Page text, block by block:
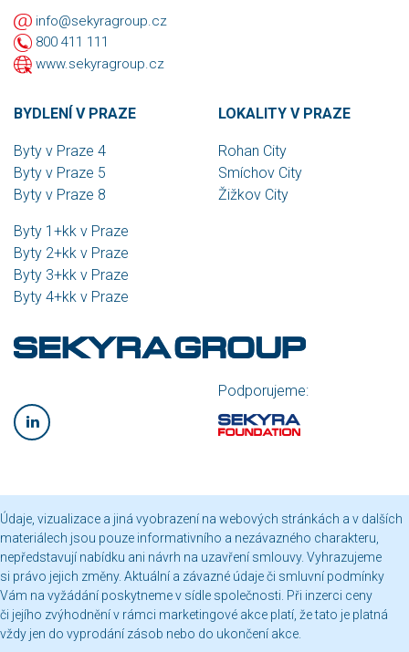
info@sekyragroup.cz
800 411 111
www.sekyragroup.cz
LOKALITY V PRAZE
Rohan City
Smíchov City
Žižkov City
BYDLENÍ V PRAZE
Byty v Praze 4
Byty v Praze 5
Byty v Praze 8
Byty 1+kk v Praze
Byty 2+kk v Praze
Byty 3+kk v Praze
Byty 4+kk v Praze
Podporujeme:
Údaje, vizualizace a jiná vyobrazení na webových stránkách a v dalších
materiálech jsou pouze informativního a nezávazného charakteru,
nepředstavují nabídku ani návrh na uzavření smlouvy. Vyhrazujeme
si právo jejich změny. Aktuální a závazné údaje či smluvní podmínky
Vám na vyžádání poskytneme v sídle společnosti. Při inzerci ceny
či jejího zvýhodnění v rámci marketingové akce platí, že tato je platná
vždy jen do vyprodání zásob nebo do ukončení akce.